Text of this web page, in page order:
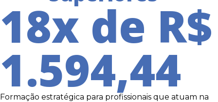
18x de R$
1.594,44
Formação estratégica para profissionais que atuam na